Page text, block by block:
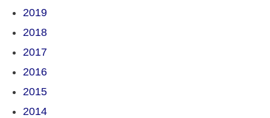
2019
2018
2017
2016
2015
2014